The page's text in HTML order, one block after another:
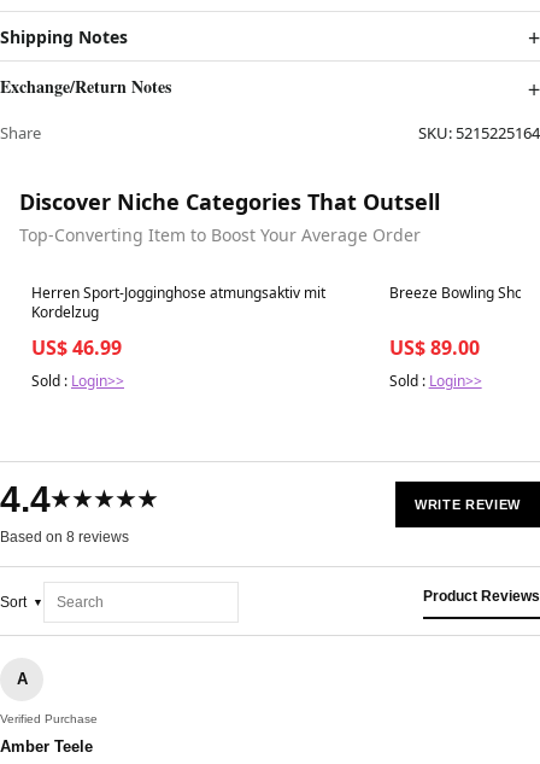
Shipping Notes
Exchange/Return Notes
Share SKU:5215225164
Discover Niche Categories That Outsell
Top-Converting Item to Boost Your Average Order
Best in 7 days
Herren Sport-Jogginghose atmungsaktiv mit
Kordelzug
US$ 46.99
Sold : Login>>
Best in 7 days
Breeze Bowling Short
US$ 89.00
Sold : Login>>
4.4★★★★★
Based on 8 reviews
WRITE REVIEW
Sort Product Reviews
A
Verified Purchase
Amber Teele